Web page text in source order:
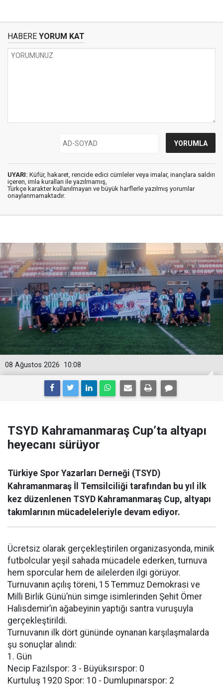
HABERE YORUM KAT
UYARI: Küfür, hakaret, rencide edici cümleler veya imalar, inançlara saldırı
içeren, imla kuralları ile yazılmamış,
Türkçe karakter kullanılmayan ve büyük harflerle yazılmış yorumlar
onaylanmamaktadır.
10:08
08 Ağustos 2026
TSYD Kahramanmaraş Cup’ta altyapı
heyecanı sürüyor
Türkiye Spor Yazarları Derneği (TSYD)
Kahramanmaraş İl Temsilciliği tarafından bu yıl ilk
kez düzenlenen TSYD Kahramanmaraş Cup, altyapı
takımlarının mücadeleleriyle devam ediyor.
Ücretsiz olarak gerçekleştirilen organizasyonda, minik
futbolcular yeşil sahada mücadele ederken, turnuva
hem sporcular hem de ailelerden ilgi görüyor.
Turnuvanın açılış töreni, 15 Temmuz Demokrasi ve
Milli Birlik Günü’nün simge isimlerinden Şehit Ömer
Halisdemir’in ağabeyinin yaptığı santra vuruşuyla
gerçekleştirildi.
Turnuvanın ilk dört gününde oynanan karşılaşmalarda
şu sonuçlar alındı:
1. Gün
Necip Fazılspor: 3 - Büyüksırspor: 0
Kurtuluş 1920 Spor: 10 - Dumlupınarspor: 2